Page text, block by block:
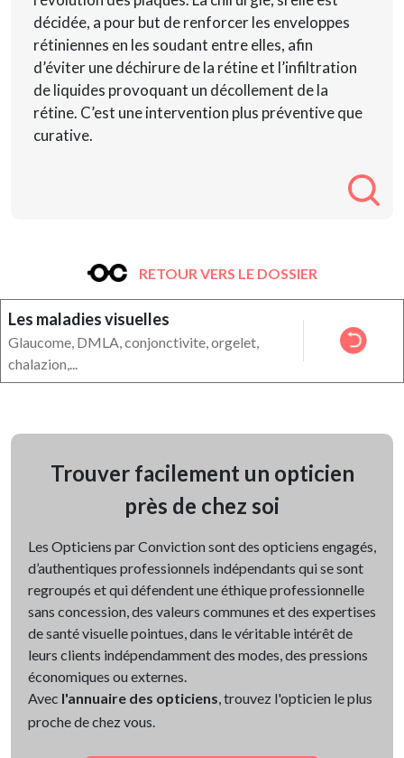
décidée, a pour but de renforcer les enveloppes
rétiniennes en les soudant entre elles, afin
d’éviter une déchirure de la rétine et l’infiltration
de liquides provoquant un décollement de la
rétine. C’est une intervention plus préventive que
curative.
RETOUR VERS LE DOSSIER
Les maladies visuelles
Glaucome, DMLA, conjonctivite, orgelet,
chalazion,...
Trouver facilement un opticien
près de chez soi
Les Opticiens par Conviction sont des opticiens engagés,
d’authentiques professionnels indépendants qui se sont
regroupés et qui défendent une éthique professionnelle
sans concession, des valeurs communes et des expertises
de santé visuelle pointues, dans le véritable intérêt de
leurs clients indépendamment des modes, des pressions
économiques ou externes.
Avec l'annuaire des opticiens , trouvez l'opticien le plus
proche de chez vous.